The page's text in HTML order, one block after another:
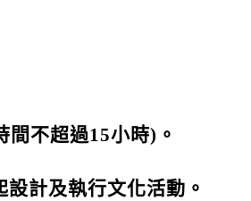
不超過15小時)。
計及執行文化活動。